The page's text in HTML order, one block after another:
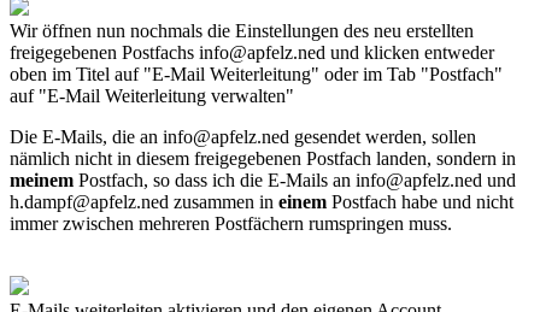
Wir öffnen nun nochmals die Einstellungen des neu erstellten
freigegebenen Postfachs info@apfelz.ned und klicken entweder
oben im Titel auf "E-Mail Weiterleitung" oder im Tab "Postfach"
auf "E-Mail Weiterleitung verwalten"
Die E-Mails, die an info@apfelz.ned gesendet werden, sollen
nämlich nicht in diesem freigegebenen Postfach landen, sondern in
meinem Postfach, so dass ich die E-Mails an info@apfelz.ned und
h.dampf@apfelz.ned zusammen in einem Postfach habe und nicht
immer zwischen mehreren Postfächern rumspringen muss.